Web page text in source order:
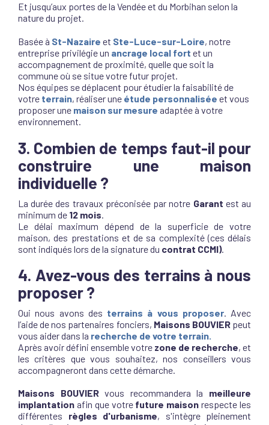
Et jusqu’aux portes de la Vendée et du Morbihan selon la
nature du projet.
Basée à St-Nazaire et Ste-Luce-sur-Loire, notre
entreprise privilégie un ancrage local fort et un
accompagnement de proximité, quelle que soit la
commune où se situe votre futur projet.
Nos équipes se déplacent pour étudier la faisabilité de
votre terrain, réaliser une étude personnalisée et vous
proposer une maison sur mesure adaptée à votre
environnement.
3. Combien de temps faut-il pour
construire une maison
individuelle ?
La durée des travaux préconisée par notre Garant est au
minimum de 12 mois.
Le délai maximum dépend de la superficie de votre
maison, des prestations et de sa complexité (ces délais
sont indiqués lors de la signature du contrat CCMI).
4. Avez-vous des terrains à nous
proposer ?
Oui nous avons des terrains à vous proposer. Avec
l’aide de nos partenaires fonciers, Maisons BOUVIERpeut
vous aider dans la recherche de votre terrain.
Après avoir défini ensemble votre zone de recherche, et
les critères que vous souhaitez, nos conseillers vous
accompagneront dans cette démarche.
Maisons BOUVIERvous recommandera la meilleure
implantation afin que votre future maison respecte les
différentes règles d'urbanisme, s'intègre pleinement